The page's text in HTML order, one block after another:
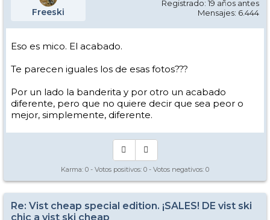
Freeski
Registrado: 19 años antes
Mensajes: 6.444
Eso es mico. El acabado.
Te parecen iguales los de esas fotos???
Por un lado la banderita y por otro un acabado
diferente, pero que no quiere decir que sea peor o
mejor, simplemente, diferente.
Karma: 0 - Votos positivos: 0 - Votos negativos: 0
Re: Vist cheap special edition. ¡SALES! DE vist ski
chic a vist ski cheap